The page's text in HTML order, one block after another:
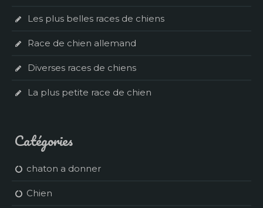
Les plus belles races de chiens
Race de chien allemand
Diverses races de chiens
La plus petite race de chien
Catégories
chaton a donner
Chien